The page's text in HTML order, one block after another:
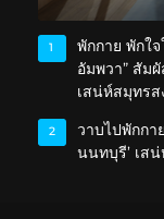
1
พักกาย พักใ
อัมพวา” สัม
เสน่ห์สมุทรส
2
วาบไปพักกา
นนทบุรี’ เส